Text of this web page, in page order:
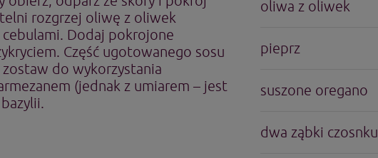
rozgrzej oliwę z oliwek
Dodaj pokrojone
Część ugotowanego sosu
do wykorzystania
(jednak z umiarem – jest
oliwa z oliwek
pieprz
suszone oregano
dwa ząbki czosnku